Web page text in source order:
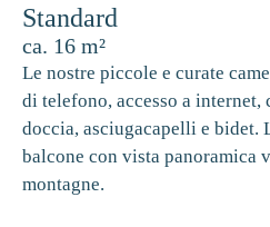
Standard
ca. 16 m²
Le nostre piccole e curate
di telefono, accesso a internet,
doccia, asciugacapelli e bidet.
balcone con vista panoramica
montagne.